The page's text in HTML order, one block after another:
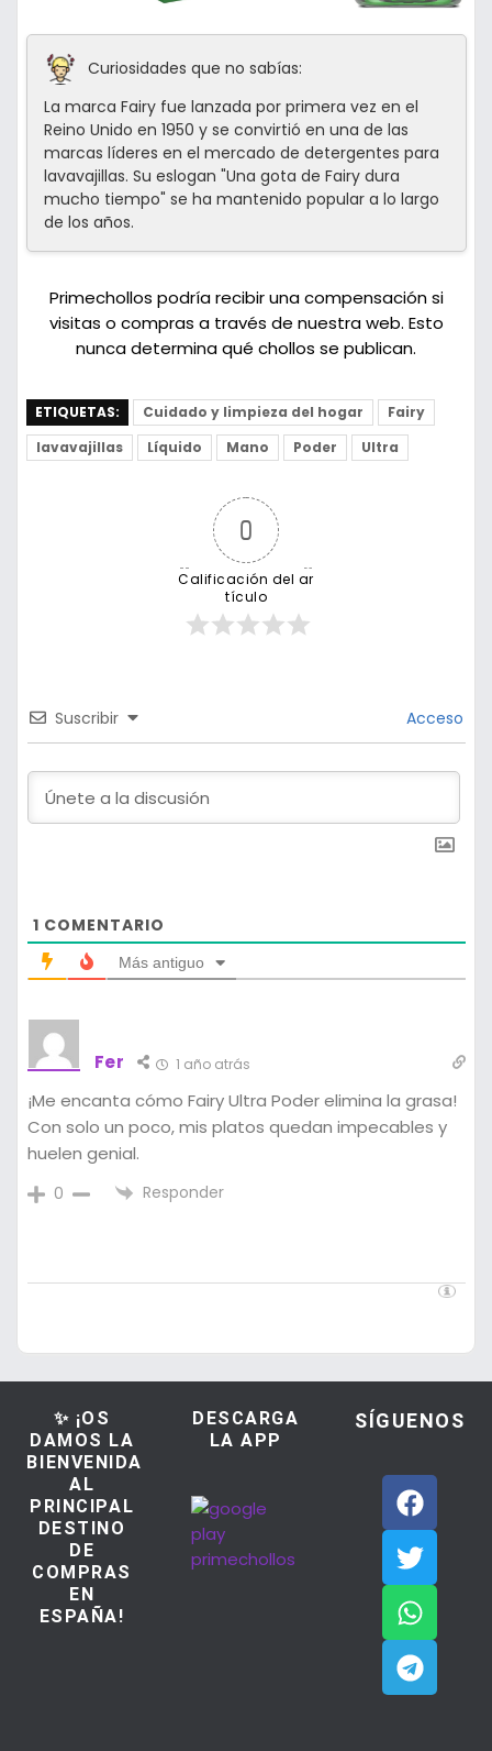
Curiosidades que no sabías:
La marca Fairy fue lanzada por primera vez en el
Reino Unido en 1950 y se convirtió en una de las
marcas líderes en el mercado de detergentes para
lavavajillas. Su eslogan "Una gota de Fairy dura
mucho tiempo" se ha mantenido popular a lo largo
de los años.
Primechollos podría recibir una compensación si
visitas o compras a través de nuestra web. Esto
nunca determina qué chollos se publican.
ETIQUETAS: Cuidado y limpieza del hogar
Fairy
lavavajillas
Líquido Mano Poder Ultra
0
Calificación del ar
tículo
Suscribir Acceso
1 COMENTARIO
Más antiguo
Fer 1 año atrás
¡Me encanta cómo Fairy Ultra Poder elimina la grasa!
Con solo un poco, mis platos quedan impecables y
huelen genial.
0 Responder
✨ ¡OS
DAMOS LA
BIENVENIDA
AL
PRINCIPAL
DESTINO
DE
COMPRAS
EN
ESPAÑA!
DESCARGA
LA APP
SÍGUENOS